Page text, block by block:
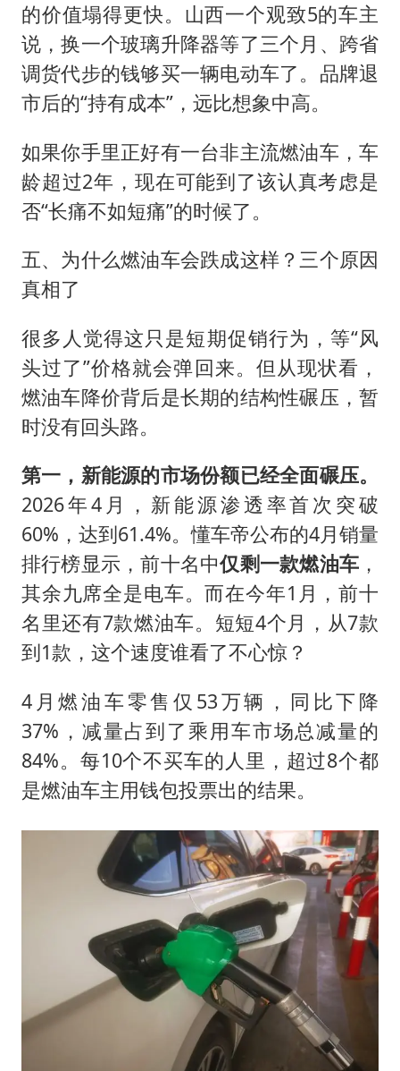
的价值塌得更快。山西一个观致5的车主
说，换一个玻璃升降器等了三个月、跨省
调货代步的钱够买一辆电动车了。品牌退
市后的“持有成本”，远比想象中高。
如果你手里正好有一台非主流燃油车，车
龄超过2年，现在可能到了该认真考虑是
否“长痛不如短痛”的时候了。
五、为什么燃油车会跌成这样？三个原因
真相了
很多人觉得这只是短期促销行为，等“风
头过了”价格就会弹回来。但从现状看，
燃油车降价背后是长期的结构性碾压，暂
时没有回头路。
第一，新能源的市场份额已经全面碾压。
2026年4月，新能源渗透率首次突破
60%，达到61.4%。懂车帝公布的4月销量
排行榜显示，前十名中仅剩一款燃油车 ，
其余九席全是电车。而在今年1月，前十
名里还有7款燃油车。短短4个月，从7款
到1款，这个速度谁看了不心惊？
4月燃油车零售仅53万辆，同比下降
37%，减量占到了乘用车市场总减量的
84%。每10个不买车的人里，超过8个都
是燃油车主用钱包投票出的结果。